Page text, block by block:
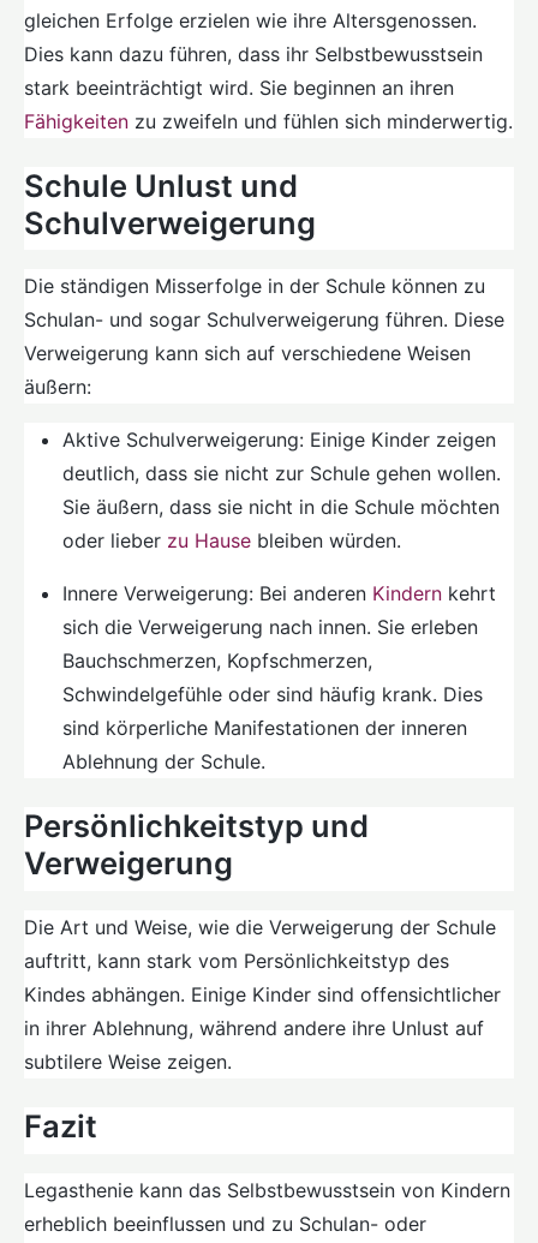
gleichen Erfolge erzielen wie ihre Altersgenossen.
Dies kann dazu führen, dass ihr Selbstbewusstsein
stark beeinträchtigt wird. Sie beginnen an ihren
Fähigkeiten zu zweifeln und fühlen sich minderwertig.
Schule Unlust und
Schulverweigerung
Die ständigen Misserfolge in der Schule können zu
Schulan- und sogar Schulverweigerung führen. Diese
Verweigerung kann sich auf verschiedene Weisen
äußern:
Aktive Schulverweigerung: Einige Kinder zeigen
deutlich, dass sie nicht zur Schule gehen wollen.
Sie äußern, dass sie nicht in die Schule möchten
oder lieber zu Hause bleiben würden.
Innere Verweigerung: Bei anderen Kindern kehrt
sich die Verweigerung nach innen. Sie erleben
Bauchschmerzen, Kopfschmerzen,
Schwindelgefühle oder sind häufig krank. Dies
sind körperliche Manifestationen der inneren
Ablehnung der Schule.
Persönlichkeitstyp und
Verweigerung
Die Art und Weise, wie die Verweigerung der Schule
auftritt, kann stark vom Persönlichkeitstyp des
Kindes abhängen. Einige Kinder sind offensichtlicher
in ihrer Ablehnung, während andere ihre Unlust auf
subtilere Weise zeigen.
Fazit
Legasthenie kann das Selbstbewusstsein von Kindern
erheblich beeinflussen und zu Schulan- oder